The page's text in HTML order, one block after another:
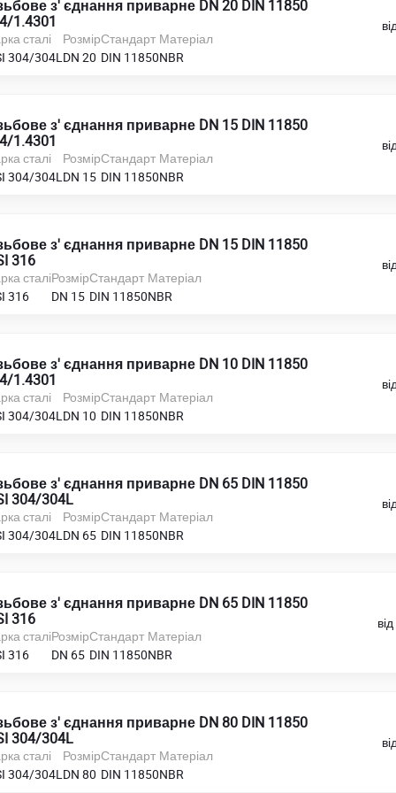
з' єднання приварне DN 20 DIN 11850
1.4301
сталі
304/304L
Розмір
DN 20
Стандарт
DIN 11850
Матеріал
NBR
з' єднання приварне DN 15 DIN 11850
1.4301
сталі
304/304L
Розмір
DN 15
Стандарт
DIN 11850
Матеріал
NBR
з' єднання приварне DN 15 DIN 11850
316
сталі
316
Розмір
DN 15
Стандарт
DIN 11850
Матеріал
NBR
з' єднання приварне DN 10 DIN 11850
1.4301
сталі
304/304L
Розмір
DN 10
Стандарт
DIN 11850
Матеріал
NBR
з' єднання приварне DN 65 DIN 11850
304/304L
сталі
304/304L
Розмір
DN 65
Стандарт
DIN 11850
Матеріал
NBR
з' єднання приварне DN 65 DIN 11850
316
сталі
316
Розмір
DN 65
Стандарт
DIN 11850
Матеріал
NBR
від
з' єднання приварне DN 80 DIN 11850
304/304L
сталі
304/304L
Розмір
DN 80
Стандарт
DIN 11850
Матеріал
NBR